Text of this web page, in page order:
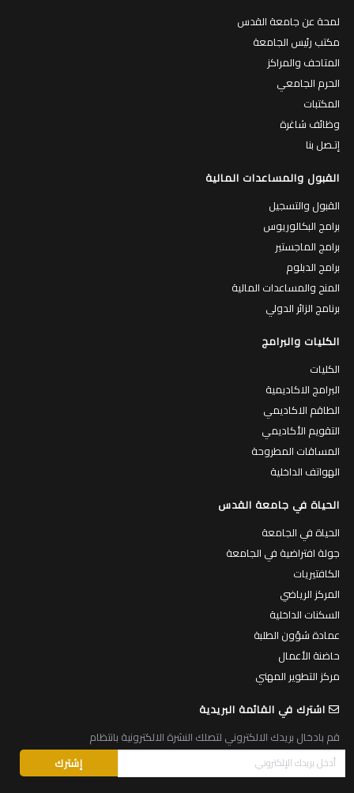
لمحة عن جامعة القدس
مكتب رئيس الجامعة
المتاحف والمراكز
الحرم الجامعي
المكتبات
وظائف شاغرة
إتـصل بنا
القبول والمساعدات المالية
القبول والتسجيل
برامج البكالوريوس
برامج الماجستير
برامج الدبلوم
المنح والمساعدات المالية
برنامج الزائر الدولي
الكليات والبرامج
الكليات
البرامج الاكاديمية
الطاقم الاكاديمي
التقويم الأكاديمي
المساقات المطروحة
الهواتف الداخلية
الحياة في جامعة القدس
الحياة في الجامعة
جولة افتراضية في الجامعة
الكافتيريات
المركز الرياضي
السكنات الداخلية
عمادة شؤون الطلبة
حاضنة الأعمال
مركز التطوير المهني
اشترك في القائمة البريدية
قم بادخال بريدك الالكتروني لتصلك النشرة الالكترونية بانتظام